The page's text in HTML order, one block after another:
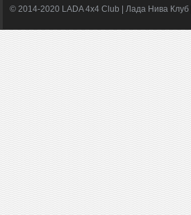
© 2014-2020 LADA 4x4 Club | Лада Нива Клуб |